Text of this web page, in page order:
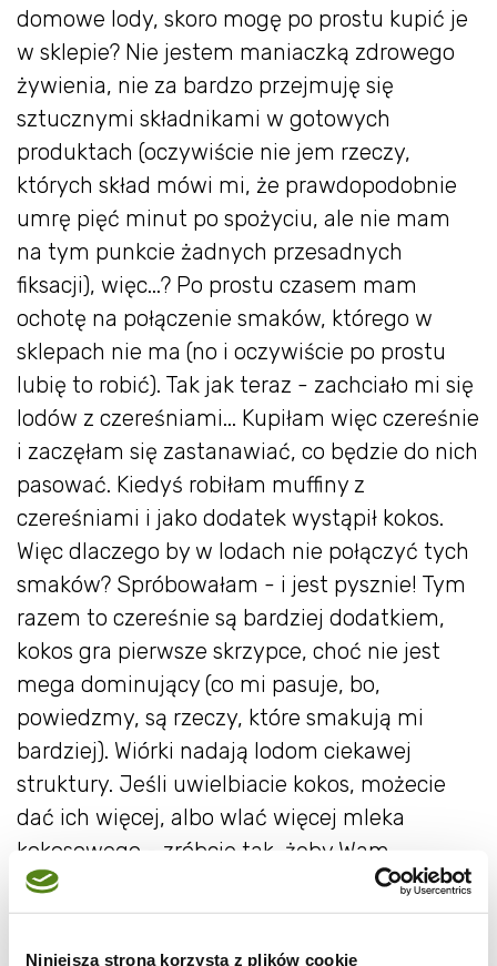
Niniejsza strona korzysta z plików cookie
domowe lody, skoro mogę po prostu kupić je
w sklepie? Nie jestem maniaczką zdrowego
żywienia, nie za bardzo przejmuję się
sztucznymi składnikami w gotowych
produktach (oczywiście nie jem rzeczy,
których skład mówi mi, że prawdopodobnie
umrę pięć minut po spożyciu, ale nie mam
na tym punkcie żadnych przesadnych
fiksacji), więc...? Po prostu czasem mam
ochotę na połączenie smaków, którego w
sklepach nie ma (no i oczywiście po prostu
lubię to robić). Tak jak teraz - zachciało mi się
lodów z czereśniami... Kupiłam więc czereśnie
i zaczęłam się zastanawiać, co będzie do nich
pasować. Kiedyś robiłam muffiny z
czereśniami i jako dodatek wystąpił kokos.
Więc dlaczego by w lodach nie połączyć tych
smaków? Spróbowałam - i jest pysznie! Tym
razem to czereśnie są bardziej dodatkiem,
kokos gra pierwsze skrzypce, choć nie jest
mega dominujący (co mi pasuje, bo,
powiedzmy, są rzeczy, które smakują mi
bardziej). Wiórki nadają lodom ciekawej
struktury. Jeśli uwielbiacie kokos, możecie
dać ich więcej, albo wlać więcej mleka
kokosowego - zróbcie tak, żeby Wam
smakowało. Te proporcje, według mnie, są jak
najbardziej zjadliwe.
Lody kokosowe z czereśniami